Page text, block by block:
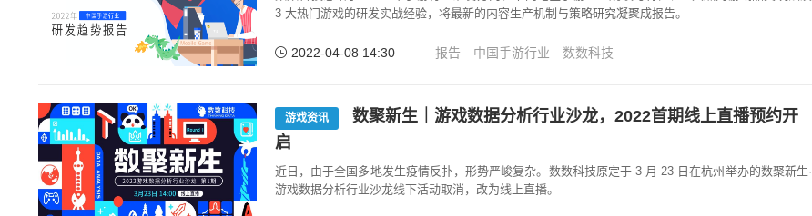
3 大热门游戏的研发实战经验，将最新的内容生产机制与策略研究凝聚成报告。
2022-04-08 14:30 报告 中国手游行业 数数科技
游戏资讯
数聚新生｜游戏数据分析行业沙龙，2022首期线上直播预约开
启
近日，由于全国多地发生疫情反扑，形势严峻复杂。数数科技原定于 3 月 23 日在杭州举办的数聚新生·
游戏数据分析行业沙龙线下活动取消，改为线上直播。